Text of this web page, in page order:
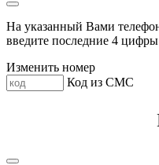
На указанный Вами
введите последние 4
Изменить номер
Код из СМС